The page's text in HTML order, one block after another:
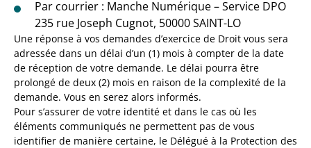
Par courrier : Manche Numérique – Service DPO
235 rue Joseph Cugnot, 50000 SAINT-LO
Une réponse à vos demandes d’exercice de Droit vous sera
adressée dans un délai d’un (1) mois à compter de la date
de réception de votre demande. Le délai pourra être
prolongé de deux (2) mois en raison de la complexité de la
demande. Vous en serez alors informés.
Pour s’assurer de votre identité et dans le cas où les
éléments communiqués ne permettent pas de vous
identifier de manière certaine, le Délégué à la Protection des